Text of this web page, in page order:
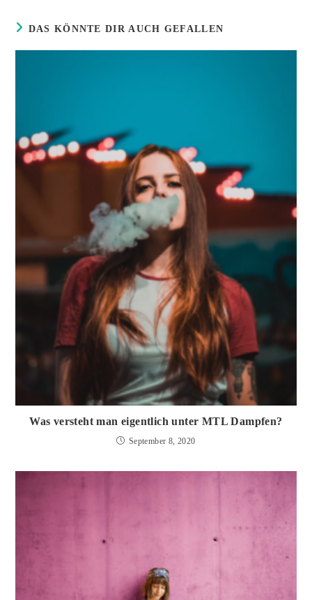
DAS KÖNNTE DIR AUCH GEFALLEN
Was versteht man eigentlich unter MTL Dampfen?
September 8, 2020